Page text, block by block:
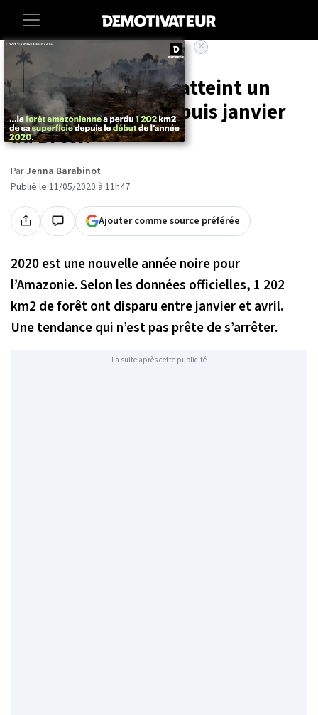
Accueil Environnement
La déforestation a atteint un
nouveau record depuis janvier
au Brésil
ParJenna Barabinot
Publié le 11/05/2020 à 11h47
Ajouter comme source préférée
×
2020 est une nouvelle année noire pour
l’Amazonie. Selon les données officielles, 1 202
km2 de forêt ont disparu entre janvier et avril.
Une tendance qui n’est pas prête de s’arrêter.
La suite après cette publicité